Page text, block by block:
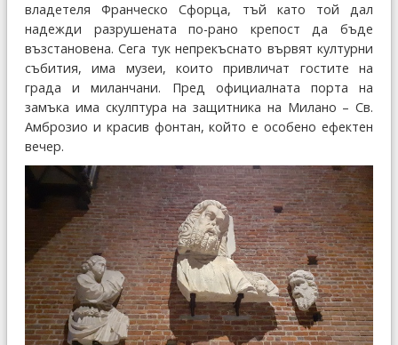
владетеля Франческо Сфорца, тъй като той дал
надежди разрушената по-рано крепост да бъде
възстановена. Сега тук непрекъснато вървят културни
събития, има музеи, които привличат гостите на
града и миланчани. Пред официалната порта на
замъка има скулптура на защитника на Милано – Св.
Амброзио и красив фонтан, който е особено ефектен
вечер.